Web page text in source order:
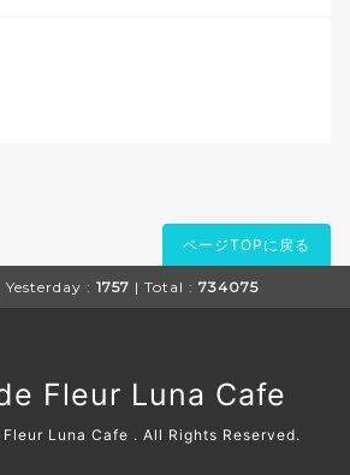
ページTOPに戻る
Yesterday : 1757 | Total : 734075
Fleur Luna Cafe
Luna Cafe . All Rights Reserved.